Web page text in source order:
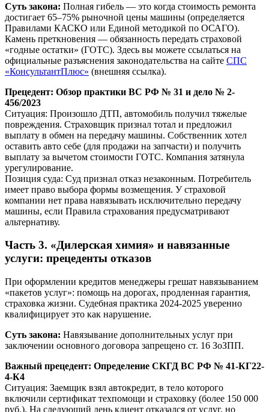
Суть закона: Полная гибель — это когда стоимость ремонта
достигает 65–75% рыночной цены машины (определяется
Правилами КАСКО или Единой методикой по ОСАГО).
Камень преткновения — обязанность передать страховой
«годные остатки» (ГОТС). Здесь вы можете ссылаться на
официальные разъяснения законодательства на сайте СПС
«КонсультантПлюс» (внешняя ссылка).
Прецедент: Обзор практики ВС РФ № 31 и дело № 2-
456/2023
Ситуация: Произошло ДТП, автомобиль получил тяжелые
повреждения. Страховщик признал тотал и предложил
выплату в обмен на передачу машины. Собственник хотел
оставить авто себе (для продажи на запчасти) и получить
выплату за вычетом стоимости ГОТС. Компания затянула
урегулирование.
Позиция суда: Суд признал отказ незаконным. Потребитель
имеет право выбора формы возмещения. У страховой
компании нет права навязывать исключительно передачу
машины, если Правила страхования предусматривают
альтернативу.
Часть 3. «Дилерская химия» и навязанные
услуги: прецеденты отказов
При оформлении кредитов менеджеры грешат навязыванием
«пакетов услуг»: помощь на дорогах, продленная гарантия,
страховка жизни. Судебная практика 2024-2025 уверенно
квалифицирует это как нарушение.
Суть закона: Навязывание дополнительных услуг при
заключении основного договора запрещено ст. 16 ЗоЗПП.
Важный прецедент: Определение СКГД ВС РФ № 41-КГ22-
4-К4
Ситуация: Заемщик взял автокредит, в тело которого
включили сертификат техпомощи и страховку (более 150 000
руб.). На следующий день клиент отказался от услуг, но